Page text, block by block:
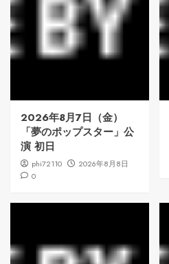
2026年8月7日（金）
「夢のポップスター」公
演 初日
phi72110
2026年8月8日
0